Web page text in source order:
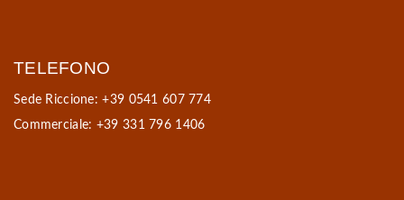
TELEFONO
Sede Riccione: +39 0541 607 774
Commerciale: +39 331 796 1406